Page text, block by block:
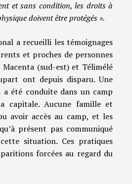
et sans condition, les droits à
doivent être protégés ».
a recueilli les témoignages
et proches de personnes
Macenta (sud-est) et Télimélé
ont depuis disparu. Une
a été conduite dans un camp
capitale. Aucune famille et
avoir accès au camp, et les
présent pas communiqué
situation. Ces pratiques
forcées au regard du